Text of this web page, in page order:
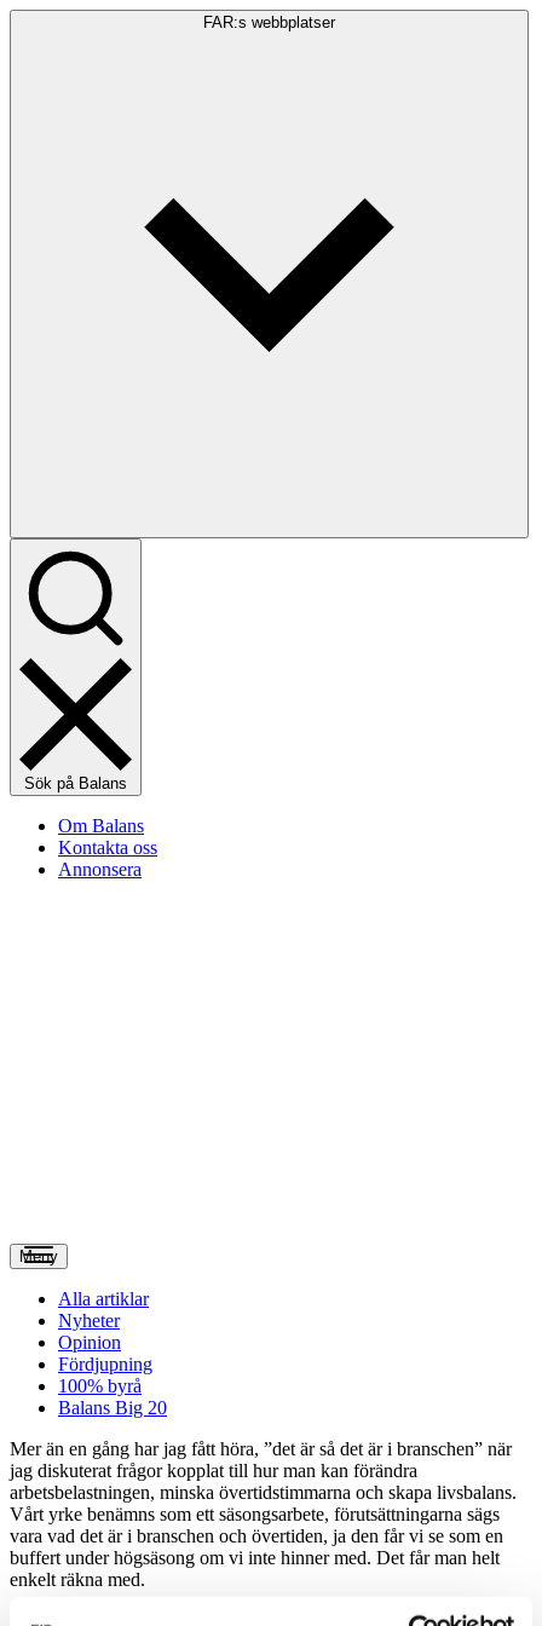
FAR:s webbplatser
Sök på Balans
Om Balans
Kontakta oss
Annonsera
Meny
Alla artiklar
Nyheter
Opinion
Fördjupning
100% byrå
Balans Big 20
Mer än en gång har jag fått höra, ”det är så det är i branschen” när
jag diskuterat frågor kopplat till hur man kan förändra
arbetsbelastningen, minska övertidstimmarna och skapa livsbalans.
Vårt yrke benämns som ett säsongsarbete, förutsättningarna sägs
vara vad det är i branschen och övertiden, ja den får vi se som en
buffert under högsäsong om vi inte hinner med. Det får man helt
enkelt räkna med.
Men måste det verkligen vara så? Är vår bransch annorlunda,